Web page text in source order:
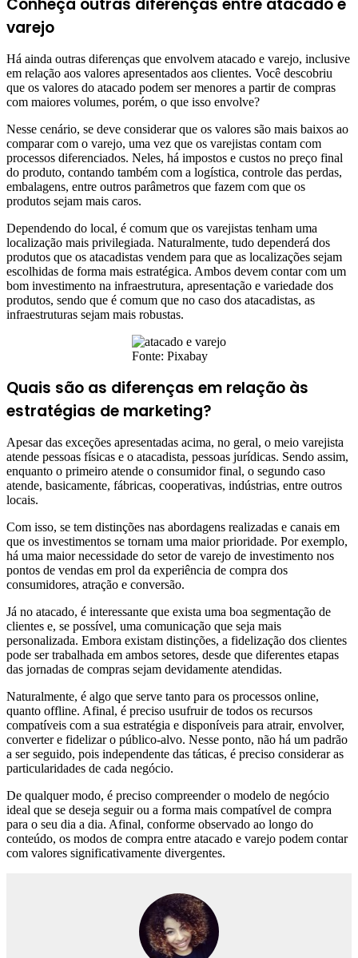
Conheça outras diferenças entre atacado e
varejo
Há ainda outras diferenças que envolvem atacado e varejo, inclusive
em relação aos valores apresentados aos clientes. Você descobriu
que os valores do atacado podem ser menores a partir de compras
com maiores volumes, porém, o que isso envolve?
Nesse cenário, se deve considerar que os valores são mais baixos ao
comparar com o varejo, uma vez que os varejistas contam com
processos diferenciados. Neles, há impostos e custos no preço final
do produto, contando também com a logística, controle das perdas,
embalagens, entre outros parâmetros que fazem com que os
produtos sejam mais caros.
Dependendo do local, é comum que os varejistas tenham uma
localização mais privilegiada. Naturalmente, tudo dependerá dos
produtos que os atacadistas vendem para que as localizações sejam
escolhidas de forma mais estratégica. Ambos devem contar com um
bom investimento na infraestrutura, apresentação e variedade dos
produtos, sendo que é comum que no caso dos atacadistas, as
infraestruturas sejam mais robustas.
Fonte: Pixabay
Quais são as diferenças em relação às
estratégias de marketing?
Apesar das exceções apresentadas acima, no geral, o meio varejista
atende pessoas físicas e o atacadista, pessoas jurídicas. Sendo assim,
enquanto o primeiro atende o consumidor final, o segundo caso
atende, basicamente, fábricas, cooperativas, indústrias, entre outros
locais.
Com isso, se tem distinções nas abordagens realizadas e canais em
que os investimentos se tornam uma maior prioridade. Por exemplo,
há uma maior necessidade do setor de varejo de investimento nos
pontos de vendas em prol da experiência de compra dos
consumidores, atração e conversão.
Já no atacado, é interessante que exista uma boa segmentação de
clientes e, se possível, uma comunicação que seja mais
personalizada. Embora existam distinções, a fidelização dos clientes
pode ser trabalhada em ambos setores, desde que diferentes etapas
das jornadas de compras sejam devidamente atendidas.
Naturalmente, é algo que serve tanto para os processos online,
quanto offline. Afinal, é preciso usufruir de todos os recursos
compatíveis com a sua estratégia e disponíveis para atrair, envolver,
converter e fidelizar o público-alvo. Nesse ponto, não há um padrão
a ser seguido, pois independente das táticas, é preciso considerar as
particularidades de cada negócio.
De qualquer modo, é preciso compreender o modelo de negócio
ideal que se deseja seguir ou a forma mais compatível de compra
para o seu dia a dia. Afinal, conforme observado ao longo do
conteúdo, os modos de compra entre atacado e varejo podem contar
com valores significativamente divergentes.